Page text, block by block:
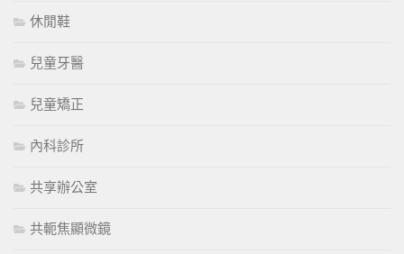
休閒鞋
兒童牙醫
兒童矯正
內科診所
共享辦公室
共軛焦顯微鏡